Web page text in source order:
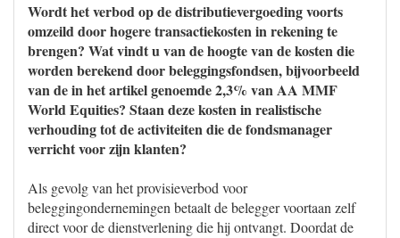
Wordt het verbod op de distributievergoeding voorts
omzeild door hogere transactiekosten in rekening te
brengen? Wat vindt u van de hoogte van de kosten die
worden berekend door beleggingsfondsen, bijvoorbeeld
van de in het artikel genoemde 2,3% van AA MMF
World Equities? Staan deze kosten in realistische
verhouding tot de activiteiten die de fondsmanager
verricht voor zijn klanten?
Als gevolg van het provisieverbod voor
beleggingondernemingen betaalt de belegger voortaan zelf
direct voor de dienstverlening die hij ontvangt. Doordat de